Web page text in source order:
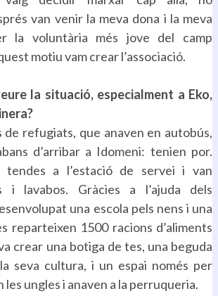
van venir la meva dona i la meva
la voluntària més jove del camp
motiu vam crear l’associació.
la situació, especialment a Eko,
de refugiats, que anaven en autobús,
d’arribar a Idomeni: tenien por.
tendes a l’estació de servei i van
i lavabos. Gràcies a l’ajuda dels
una escola pels nens i una
reparteixen 1500 racions d’aliments
crear una botiga de tes, una beguda
seva cultura, i un espai només per
les ungles i anaven a la perruqueria.